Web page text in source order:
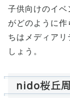
子供向けのイベ
がどのように
ちはメディア
しょう。
nido桜丘